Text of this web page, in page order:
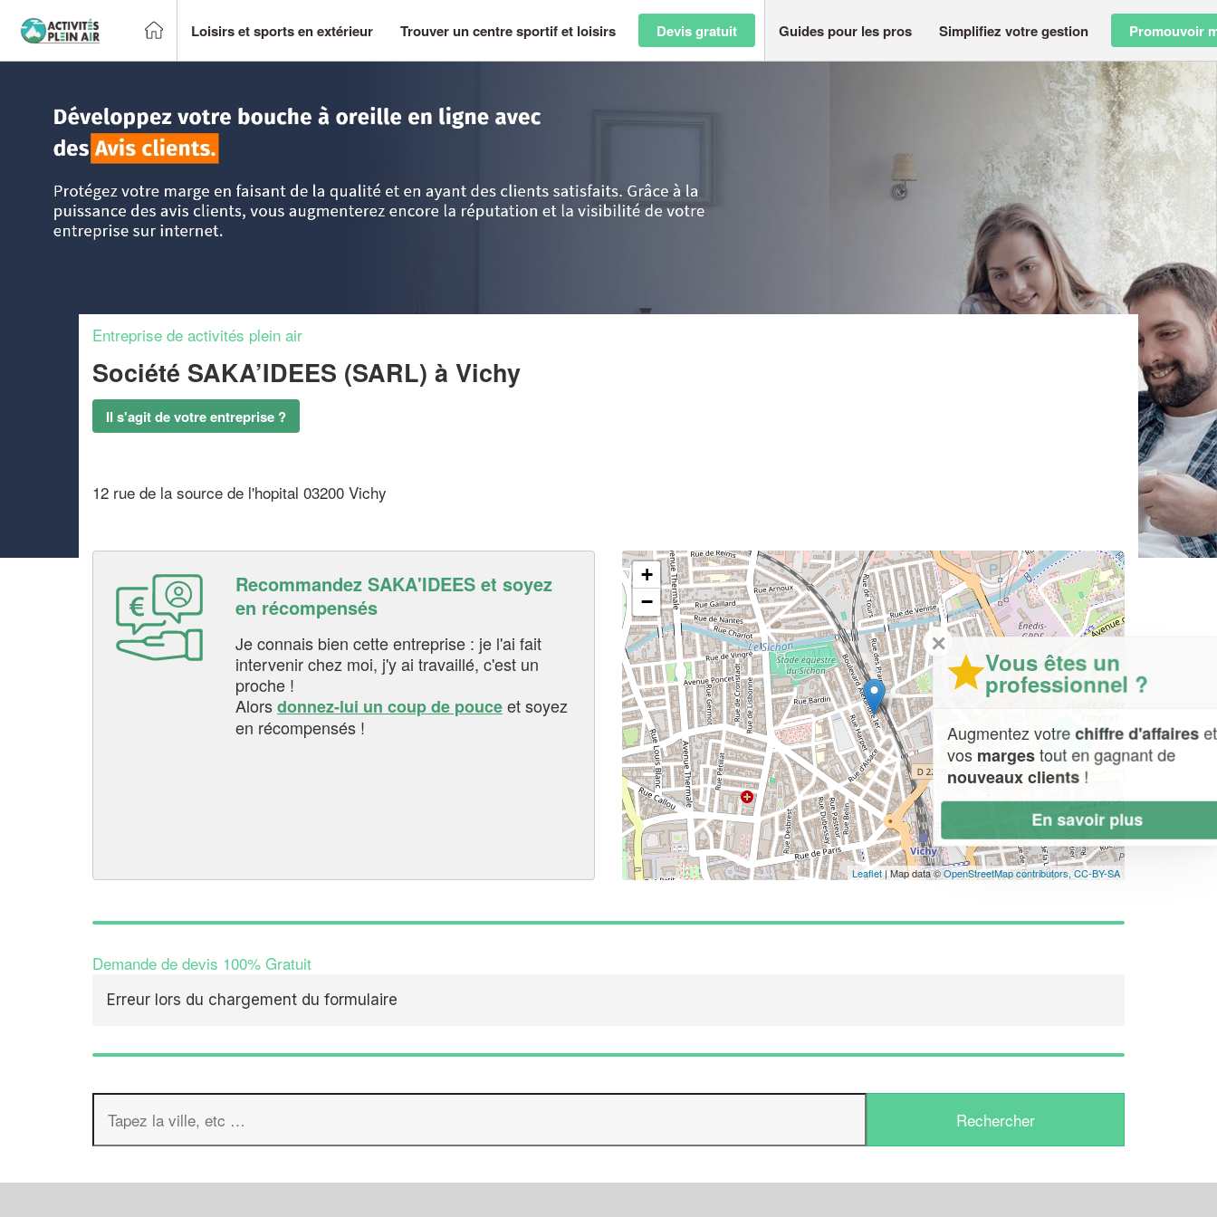
Loisirs et sports en extérieur Trouver un centre sportif et loisirs Devis gratuit Guides pour les pros Simplifiez votre gestion Promouvoir
Entreprise de activités plein air
Société SAKA’IDEES (SARL) à Vichy
Il s'agit de votre entreprise ?
12 rue de la source de l'hopital 03200 Vichy
Recommandez SAKA'IDEES et soyez
en récompensés
Je connais bien cette entreprise : je l'ai fait
intervenir chez moi, j'y ai travaillé, c'est un
proche !
Alorsdonnez-lui un coup de pouceet soyez
en récompensés !
+
−
Leaflet| Map data ©OpenStreetMap contributors, CC-BY-SA
Demande de devis 100% Gratuit
Erreur lors du chargement du formulaire
✕
Vous êtes un
professionnel ?
Augmentez votrechiffre d'affaireset
vosmargestout en gagnant de
nouveaux clients!
En savoir plus